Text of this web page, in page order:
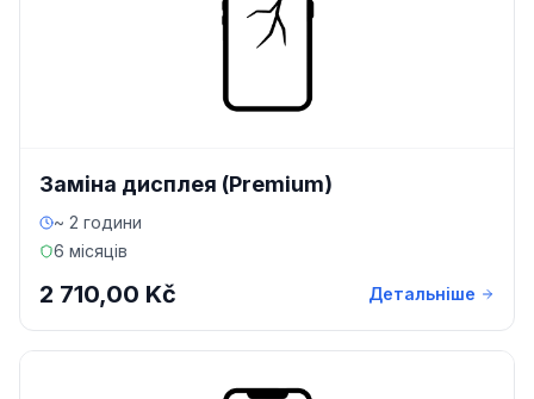
Заміна дисплея (Premium)
~ 2 години
6 місяців
2 710,00 Kč Детальніше